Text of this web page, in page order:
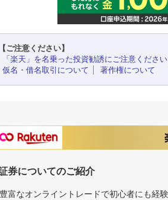
【ご注意ください】
「楽天」を名乗った投資勧誘にご注意ください
仮名・借名取引について
著作権について
券についてのご紹介
富なオンライントレードで初心者にも経